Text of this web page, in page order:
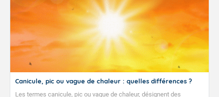
Canicule, pic ou vague de chaleur : quelles différences ?
Les termes canicule, pic ou vague de chaleur, désignent des